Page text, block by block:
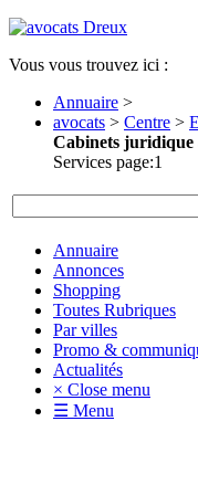
Vous vous trouvez ici :
Annuaire >
avocats > Centre >
Cabinets juridique
Services page:1
Annuaire
Annonces
Shopping
Toutes Rubriques
Par villes
Promo &
Actualités
× Close menu
☰ Menu